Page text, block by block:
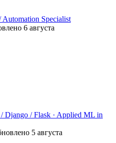
Specialist
6 августа
Django / Flask · Applied ML in
5 августа